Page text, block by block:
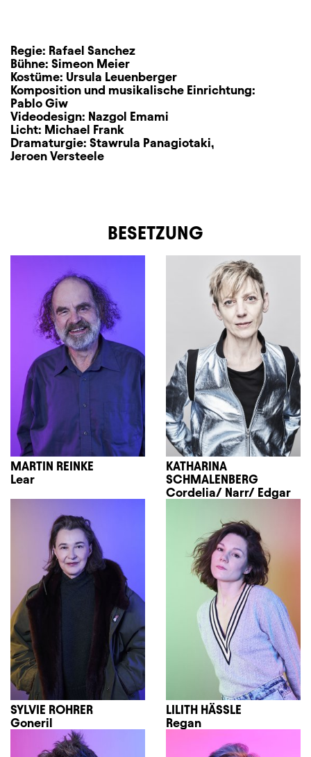
Regie: Rafael Sanchez
Bühne: Simeon Meier
Kostüme: Ursula Leuenberger
Komposition und musikalische Einrichtung:
Pablo Giw
Videodesign: Nazgol Emami
Licht: Michael Frank
Dramaturgie: Stawrula Panagiotaki,
Jeroen Versteele
BESETZUNG
MARTIN REINKE
Lear
KATHARINA
SCHMALENBERG
Cordelia/ Narr/ Edgar
SYLVIE ROHRER
Goneril
LILITH HÄSSLE
Regan